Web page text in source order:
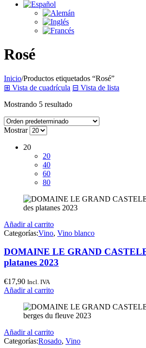
Rosé
Inicio/Productos etiquetados “Rosé”
⊞ Vista de cuadrícula ⊟ Vista de lista
Mostrando 5 resultado
Mostrar
20
20
40
60
80
Añadir al carrito
Categorías:Vino, Vino blanco
DOMAINE LE GRAND
platanes 2023
€17,90 Incl. IVA
Añadir al carrito
Añadir al carrito
Categorías:Rosado, Vino